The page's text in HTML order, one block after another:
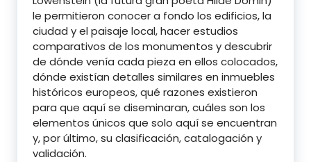
le permitieron conocer a fondo los edificios, la
ciudad y el paisaje local, hacer estudios
comparativos de los monumentos y descubrir
de dónde venía cada pieza en ellos colocados,
dónde existían detalles similares en inmuebles
históricos europeos, qué razones existieron
para que aquí se diseminaran, cuáles son los
elementos únicos que solo aquí se encuentran
y, por último, su clasificación, catalogación y
validación.